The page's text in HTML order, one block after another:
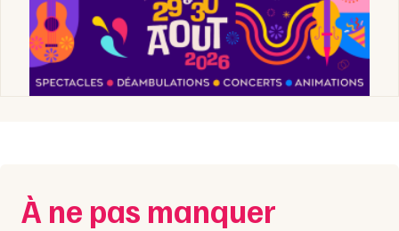
À ne pas manquer